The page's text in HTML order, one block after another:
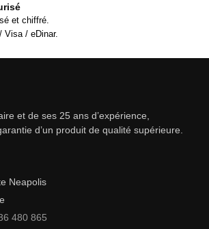
et chiffré.
Visa / eDinar.
et de ses 25 ans d’expérience,
d’un produit de qualité supérieure.
Neapolis
480 865